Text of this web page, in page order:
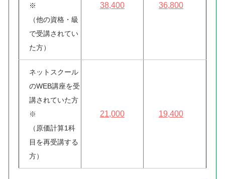
※
（他の資格・級
で受講されてい
た方）
38,400 36,800
ネットスクール
のWEB講座を受
講されていた方
※
（原価計算1科
目を再受講する
方）
21,000 19,400